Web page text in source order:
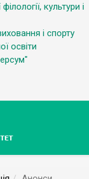
культури і
і спорту
освіти